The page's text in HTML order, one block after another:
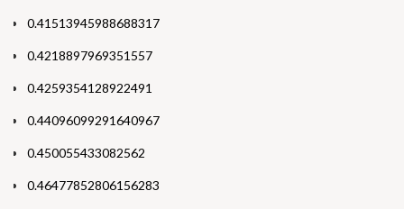
0.41513945988688317
0.4218897969351557
0.4259354128922491
0.44096099291640967
0.450055433082562
0.46477852806156283